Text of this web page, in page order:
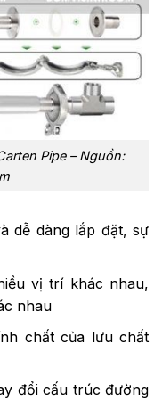
Pipe – Nguồn:
dễ dàng lắp đặt, sự
vị trí khác nhau,
nhau
chất của lưu chất
đổi cấu trúc đường